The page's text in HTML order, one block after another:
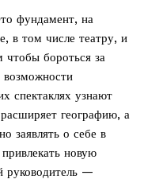
фундамент, на
в том числе театру, и
бороться за
возможности
спектаклях узнают
географию, а
заявлять о себе в
новую
руководитель —